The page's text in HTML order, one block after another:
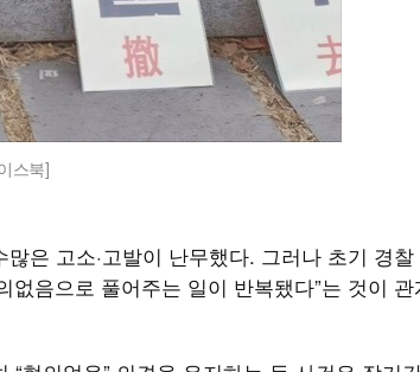
스북]
은 고소·고발이 난무했다. 그러나 초기 경
음으로 풀어주는 일이 반복됐다”는 것이